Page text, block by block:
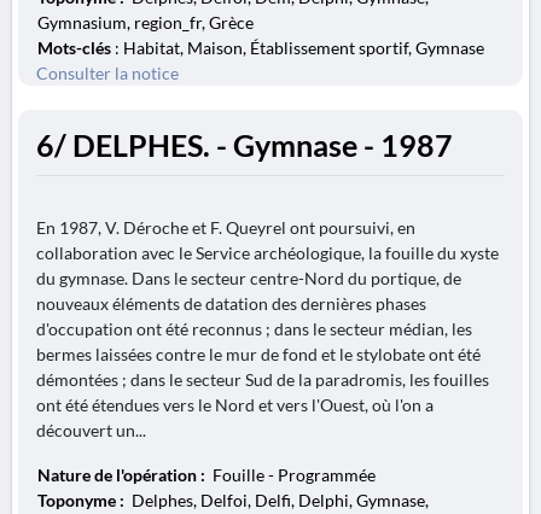
Gymnasium, region_fr, Grèce
Mots-clés : Habitat, Maison, Établissement sportif, Gymnase
Consulter la notice
6/ DELPHES. - Gymnase - 1987
En 1987, V. Déroche et F. Queyrel ont poursuivi, en
collaboration avec le Service archéologique, la fouille du xyste
du gymnase. Dans le secteur centre-Nord du portique, de
nouveaux éléments de datation des dernières phases
d'occupation ont été reconnus ; dans le secteur médian, les
bermes laissées contre le mur de fond et le stylobate ont été
démontées ; dans le secteur Sud de la paradromis, les fouilles
ont été étendues vers le Nord et vers l'Ouest, où l'on a
découvert un...
Nature de l'opération : Fouille - Programmée
Toponyme : Delphes, Delfoi, Delfi, Delphi, Gymnase,